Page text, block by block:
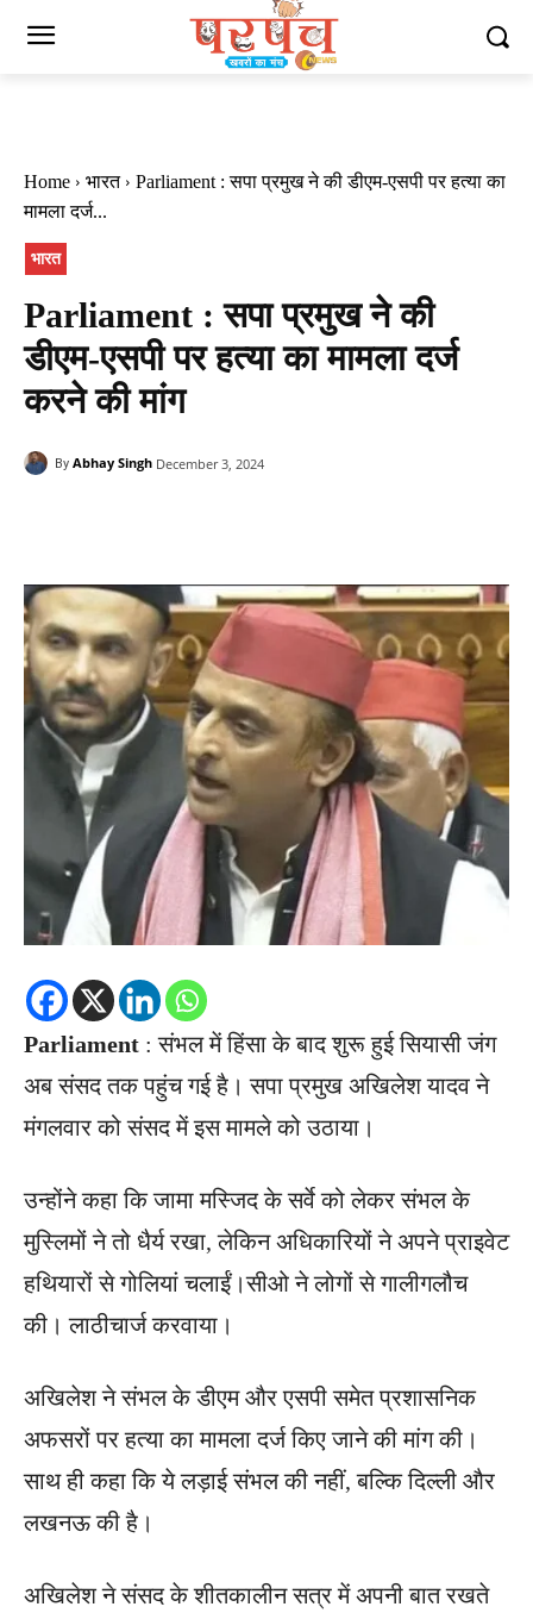
Home भारत
Parliament : सपा प्रमुख ने की डीएम-एसपी पर हत्‍या का
मामला दर्ज...
भारत
Parliament : सपा प्रमुख ने की
डीएम-एसपी पर हत्‍या का मामला दर्ज
करने की मांग
By Abhay Singh December 3, 2024
Parliament : संभल में हिंसा के बाद शुरू हुई सियासी जंग
अब संसद तक पहुंच गई है। सपा प्रमुख अखिलेश यादव ने
मंगलवार को संसद में इस मामले को उठाया।
उन्‍होंने कहा कि जामा मस्जिद के सर्वे को लेकर संभल के
मुस्लिमों ने तो धैर्य रखा, लेकिन अधिकारियों ने अपने प्राइवेट
हथियारों से गोलियां चलाईं।सीओ ने लोगों से गालीगलौच
की। लाठीचार्ज करवाया।
अखिलेश ने संभल के डीएम और एसपी समेत प्रशासनिक
अफसरों पर हत्‍या का मामला दर्ज किए जाने की मांग की।
साथ ही कहा कि ये लड़ाई संभल की नहीं, बल्कि दिल्‍ली और
लखनऊ की है।
अखिलेश ने संसद के शीतकालीन सत्र में अपनी बात रखते